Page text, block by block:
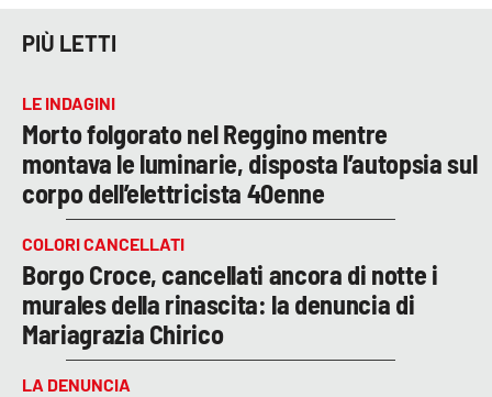
PIÙ LETTI
LE INDAGINI
Morto folgorato nel Reggino mentre
montava le luminarie, disposta l’autopsia sul
corpo dell’elettricista 40enne
COLORI CANCELLATI
Borgo Croce, cancellati ancora di notte i
murales della rinascita: la denuncia di
Mariagrazia Chirico
LA DENUNCIA